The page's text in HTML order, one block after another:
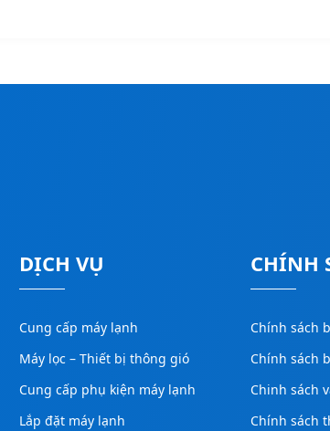
DỊCH VỤ
Cung cấp máy lạnh
Máy lọc – Thiết bị thông gió
Cung cấp phụ kiện máy lạnh
Lắp đặt máy lạnh
CHÍNH
Chính sách
Chính sách
Chinh sách
Chính sách